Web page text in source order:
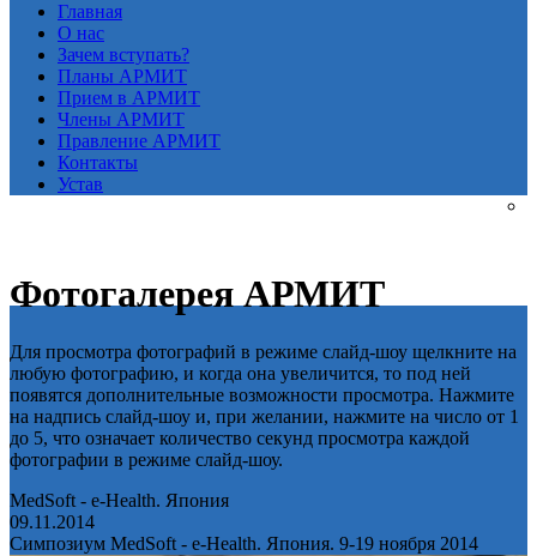
Главная
О нас
Зачем вступать?
Планы АРМИТ
Прием в АРМИТ
Члены АРМИТ
Правление АРМИТ
Контакты
Устав
Фотогалерея АРМИТ
Для просмотра фотографий в режиме слайд-шоу щелкните на
любую фотографию, и когда она увеличится, то под ней
появятся дополнительные возможности просмотра. Нажмите
на надпись слайд-шоу и, при желании, нажмите на число от 1
до 5, что означает количество секунд просмотра каждой
фотографии в режиме слайд-шоу.
MedSoft - e-Health. Япония
09.11.2014
Симпозиум MedSoft - e-Health. Япония. 9-19 ноября 2014